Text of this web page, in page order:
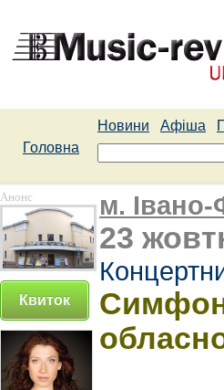
Новини Афіша
Головна
Анонс
Квиток
м. Івано-
23